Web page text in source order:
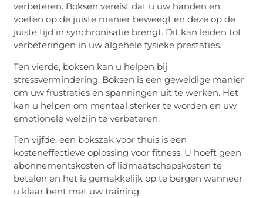
verbeteren. Boksen vereist dat u uw handen en
voeten op de juiste manier beweegt en deze op de
juiste tijd in synchronisatie brengt. Dit kan leiden tot
verbeteringen in uw algehele fysieke prestaties.
Ten vierde, boksen kan u helpen bij
stressvermindering. Boksen is een geweldige manier
om uw frustraties en spanningen uit te werken. Het
kan u helpen om mentaal sterker te worden en uw
emotionele welzijn te verbeteren.
Ten vijfde, een bokszak voor thuis is een
kosteneffectieve oplossing voor fitness. U hoeft geen
abonnementskosten of lidmaatschapskosten te
betalen en het is gemakkelijk op te bergen wanneer
u klaar bent met uw training.